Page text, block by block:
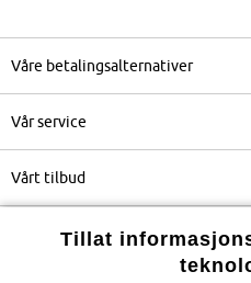
Våre betalingsalternativer
Vår service
Vårt tilbud
SelskapetTillat